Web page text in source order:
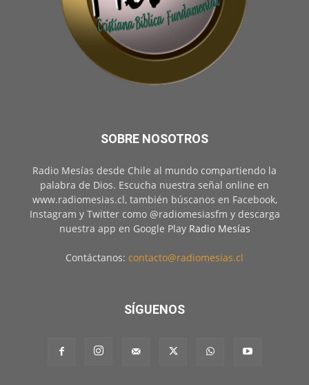
SOBRE NOSOTROS
Radio Mesías desde Chile al mundo compartiendo la
palabra de Dios. Escucha nuestra señal online en
www.radiomesias.cl, también búscanos en Facebook,
Instagram y Twitter como @radiomesiasfm y descarga
nuestra app en Google Play Radio Mesías
Contáctanos: contacto@radiomesias.cl
SÍGUENOS